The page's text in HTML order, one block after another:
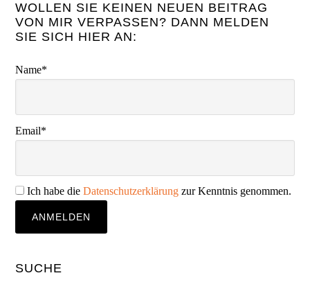
WOLLEN SIE KEINEN NEUEN BEITRAG
VON MIR VERPASSEN? DANN MELDEN
SIE SICH HIER AN:
Name*
Email*
Ich habe dieDatenschutzerklärung zur Kenntnis genommen.
SUCHE